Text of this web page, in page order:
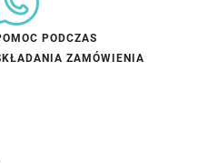
PODCZAS
ZAMÓWIENIA